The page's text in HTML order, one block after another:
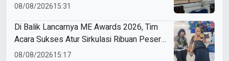
08/08/202615:31
Di Balik Lancarnya ME Awards 2026, Tim
Acara Sukses Atur Sirkulasi Ribuan Peserta
di Dome UMM
08/08/202615:17